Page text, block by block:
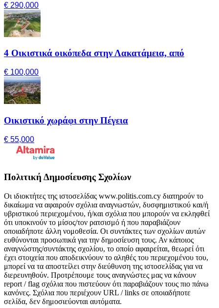
€ 290,000
4 Οικιστικά οικόπεδα στην Λακατάμεια, από
€ 100,000
Οικιστικό χωράφι στην Πέγεια
€ 55,000
Πολιτική Δημοσίευσης Σχολίων
Οι ιδιοκτήτες της ιστοσελίδας www.politis.com.cy διατηρούν το
δικαίωμα να αφαιρούν σχόλια αναγνωστών, δυσφημιστικού και/ή
υβριστικού περιεχομένου, ή/και σχόλια που μπορούν να εκληφθεί
ότι υποκινούν το μίσος/τον ρατσισμό ή που παραβιάζουν
οποιαδήποτε άλλη νομοθεσία. Οι συντάκτες των σχολίων αυτών
ευθύνονται προσωπικά για την δημοσίευση τους. Αν κάποιος
αναγνώστης/συντάκτης σχολίου, το οποίο αφαιρείται, θεωρεί ότι
έχει στοιχεία που αποδεικνύουν το αληθές του περιεχομένου του,
μπορεί να τα αποστείλει στην διεύθυνση της ιστοσελίδας για να
διερευνηθούν. Προτρέπουμε τους αναγνώστες μας να κάνουν
report / flag σχόλια που πιστεύουν ότι παραβιάζουν τους πιο πάνω
κανόνες. Σχόλια που περιέχουν URL / links σε οποιαδήποτε
σελίδα, δεν δημοσιεύονται αυτόματα.